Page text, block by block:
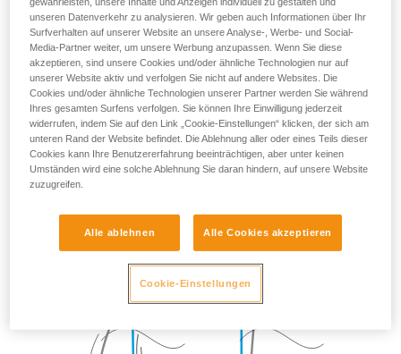
andere Techniken angewendet werden:
Halten des Seils von einem Teammitglied am Boden
Gewicht am Seilende
Befestigen des Seilendes an einem Anschlagpunkt
Alle drei Optionen müssen im Rahmen des Rettungsplans
überprüft werden. In jedem Fall ist für jede Situation eine
spezielle Gefährdungsbeurteilung durchzuführen.
unseren Datenverkehr zu analysieren. Wir geben auch Informationen über Ihr
Surfverhalten auf unserer Website an unsere Analyse-, Werbe- und Social-
Media-Partner weiter, um unsere Werbung anzupassen. Wenn Sie diese
akzeptieren, sind unsere Cookies und/oder ähnliche Technologien nur auf
unserer Website aktiv und verfolgen Sie nicht auf andere Websites. Die
Cookies und/oder ähnliche Technologien unserer Partner werden Sie während
Ihres gesamten Surfens verfolgen. Sie können Ihre Einwilligung jederzeit
widerrufen, indem Sie auf den Link „Cookie-Einstellungen“ klicken, der sich am
unteren Rand der Website befindet. Die Ablehnung aller oder eines Teils dieser
Cookies kann Ihre Benutzererfahrung beeinträchtigen, aber unter keinen
Umständen wird eine solche Ablehnung Sie daran hindern, auf unsere Website
zuzugreifen.
Alle ablehnen Alle Cookies akzeptieren
Cookie-Einstellungen